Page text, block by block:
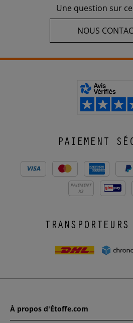
Une question sur
NOUS
PAIEMENT
PAIEMENT
X3
À propos d'Étoffe.com